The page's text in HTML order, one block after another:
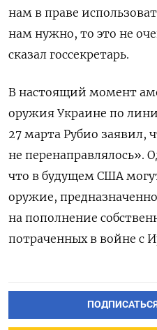
нам в праве
нам нужно, то это не
сказал госсекретарь.
В настоящий момент
оружия Украине по
27 марта Рубио заявил,
не перенаправлялось».
что в будущем США
оружие,
на пополнение
потраченных в войне с